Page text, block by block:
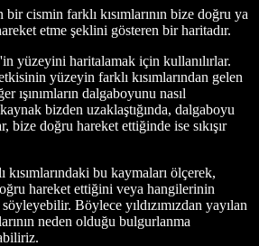
bir cismin farklı kısımlarının bize doğru ya
etme şeklini gösteren bir haritadır.
yüzeyini haritalamak için kullanılırlar.
yüzeyin farklı kısımlarından gelen
ışınımların dalgaboyunu nasıl
bizden uzaklaştığında, dalgaboyu
bize doğru hareket ettiğinde ise sıkışır
bu kaymaları ölçerek,
hareket ettiğini veya hangilerinin
Böylece yıldızımızdan yayılan
neden olduğu bulgurlanma